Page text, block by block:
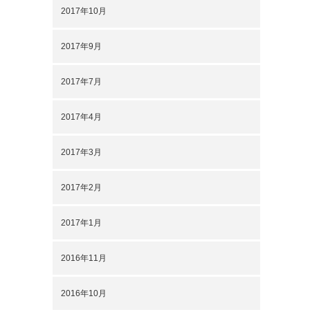
2017年10月
2017年9月
2017年7月
2017年4月
2017年3月
2017年2月
2017年1月
2016年11月
2016年10月